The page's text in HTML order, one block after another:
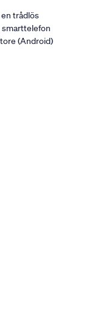
trådlös
smarttelefon
(Android)